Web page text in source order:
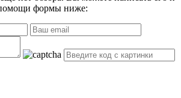
формы ниже: